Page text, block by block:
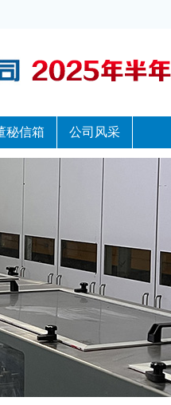
秘信箱 公司风采